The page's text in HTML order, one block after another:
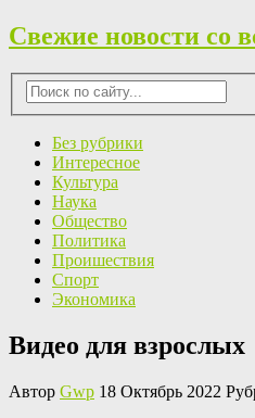
Свежие новости со
Без рубрики
Интересное
Культура
Наука
Общество
Политика
Проишествия
Спорт
Экономика
Видео для взрослых
Автор Gwp 18 Октябрь 2022